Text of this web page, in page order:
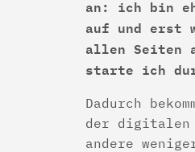
an: ich bin
auf und erst
allen Seiten
starte ich
Dadurch
der digitalen
andere